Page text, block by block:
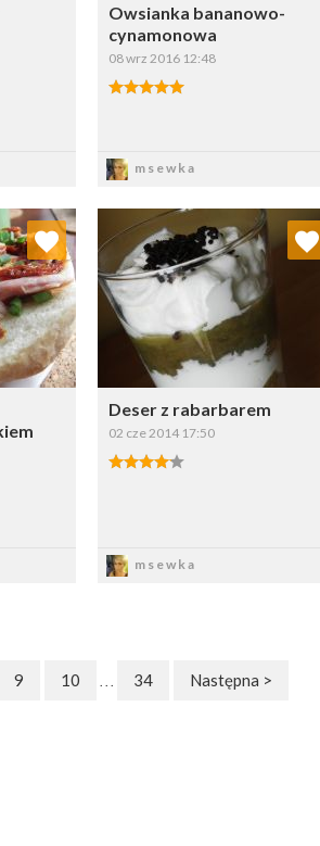
Owsianka bananowo-
cynamonowa
08 wrz 2016 12:48
msewka
listę:
Deser z rabarbarem
02 cze 2014 17:50
msewka
Dodaj do ulubionych
Wybierz listę:
9 10 . . . 34 Następna >